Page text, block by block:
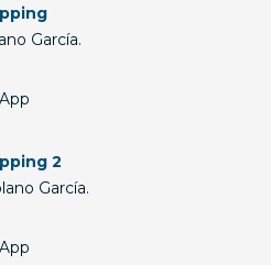
García.
2
García.